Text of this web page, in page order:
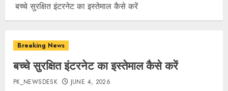
बच्चे सुरक्षित इंटरनेट का इस्तेमाल कैसे करें
Breaking News
बच्चे सुरक्षित इंटरनेट का इस्तेमाल कैसे करें
PK_NEWSDESK JUNE 4, 2026